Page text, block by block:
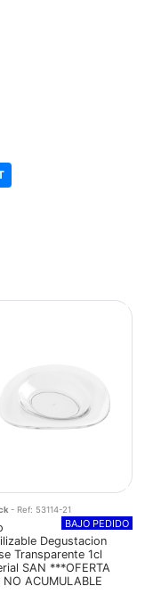
- Ref: 53114-21
BAJO PEDIDO
Degustacion
Transparente 1cl
SAN ***OFERTA
NO ACUMULABLE